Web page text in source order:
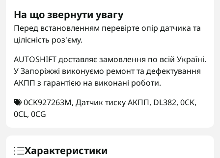
На що звернути увагу
Перед встановленням перевірте опір датчика та
цілісність роз'єму.
AUTOSHIFT доставляє замовлення по всій Україні.
У Запоріжжі виконуємо ремонт та дефектування
АКПП з гарантією на виконані роботи.
0CK927263M, Датчик тиску АКПП, DL382, 0CK,
0CL, 0CG
Характеристики